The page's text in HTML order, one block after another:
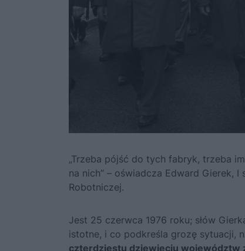
„Trzeba pójść do tych fabryk, trzeba
na nich” – oświadcza Edward Gierek, I
Robotniczej.
Jest 25 czerwca 1976 roku; słów
istotne, i co podkreśla grozę sytuacji,
czterdziestu dziewięciu województw